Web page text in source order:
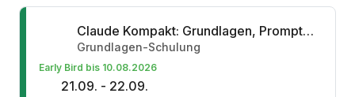
Claude Kompakt: Grundlagen, Prompting und Platform
Grundlagen-Schulung
Early Bird bis 10.08.2026
21.09. - 22.09.